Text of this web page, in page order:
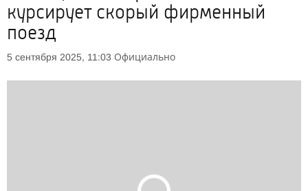
курсирует скорый фирменный
поезд
5 сентября 2025, 11:03 Официально